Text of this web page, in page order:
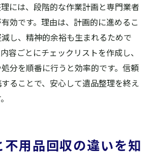
と遺品整理を同時に進めるポイン
出の品を守る遺品整理の工夫
で見落としがちな貴重品の探し方
品を大切に保管する遺品整理術
や貴重品の分別方法を詳しく解説
の際に家族との連携を強める工夫
には、段階的な作業計画と専門業者
効です。理由は、計画的に進めるこ
し、精神的余裕も生まれるためで
容ごとにチェックリストを作成し、
分を順番に行うと効率的です。信頼
ることで、安心して遺品整理を終え
用品回収の違いを知